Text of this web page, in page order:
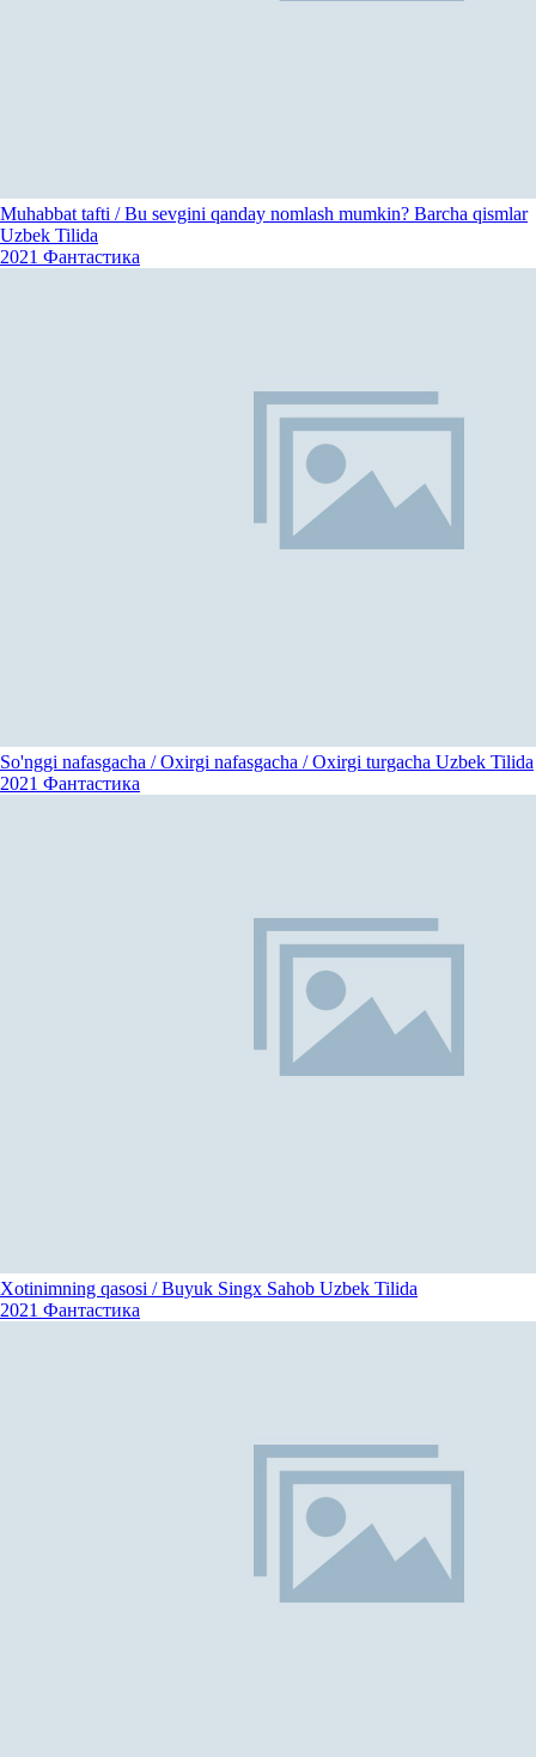
Muhabbat tafti / Bu sevgini qanday nomlash mumkin? Barcha qismlar
Uzbek Tilida
2021 Фантастика
So'nggi nafasgacha / Oxirgi nafasgacha / Oxirgi turgacha Uzbek Tilida
2021 Фантастика
Xotinimning qasosi / Buyuk Singx Sahob Uzbek Tilida
2021 Фантастика